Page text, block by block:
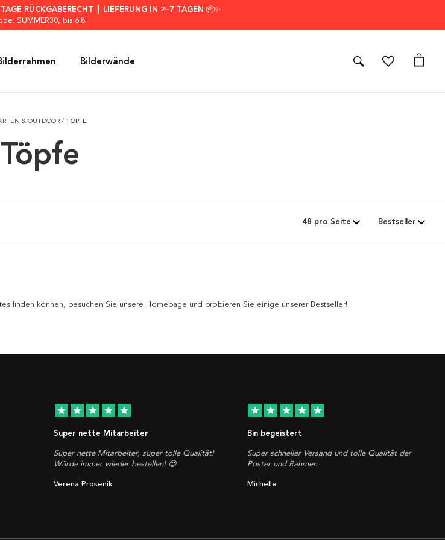
RÜCKGABERECHT ┃ LIEFERUNG IN 2–7 TAGEN 📦✨
SUMMER30, bis 6.8.
Bilderwände
& OUTDOOR / TÖPFE
Töpfe
finden können, besuchen Sie unsere Homepage und probieren Sie einige unserer Bestseller!
star star star star star
Super nette Mitarbeiter
Super nette Mitarbeiter, super tolle Qualität!
Würde immer wieder bestellen! 😍
Verena Prosenik
star star star star star
Bin begeistert
Super schneller Versand und tolle Qualität der
Poster und Rahmen
Michelle